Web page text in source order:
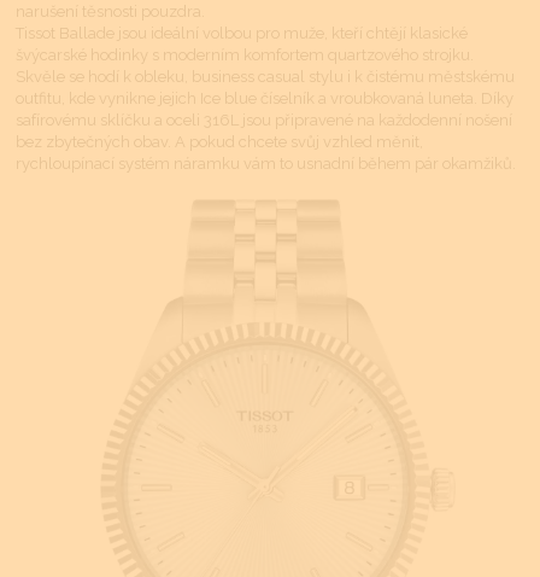
narušení těsnosti pouzdra.
Tissot Ballade jsou ideální volbou pro muže, kteří chtějí klasické
švýcarské hodinky s moderním komfortem quartzového strojku.
Skvěle se hodí k obleku, business casual stylu i k čistému městskému
outfitu, kde vynikne jejich Ice blue číselník a vroubkovaná luneta. Díky
safírovému sklíčku a oceli 316L jsou připravené na každodenní nošení
bez zbytečných obav. A pokud chcete svůj vzhled měnit,
rychloupínací systém náramku vám to usnadní během pár okamžiků.